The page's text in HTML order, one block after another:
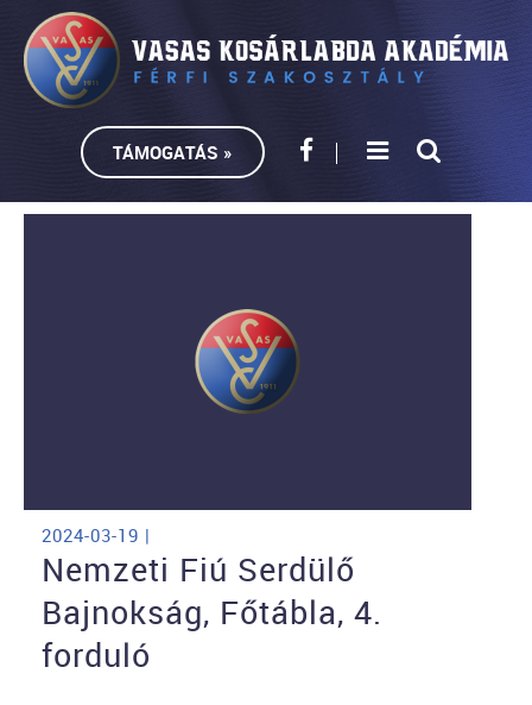
TÁMOGATÁS »
2024-03-19 |
Nemzeti Fiú Serdülő
Bajnokság, Főtábla, 4.
forduló